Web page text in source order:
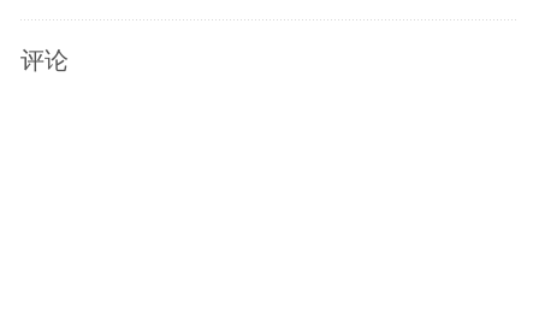
评论